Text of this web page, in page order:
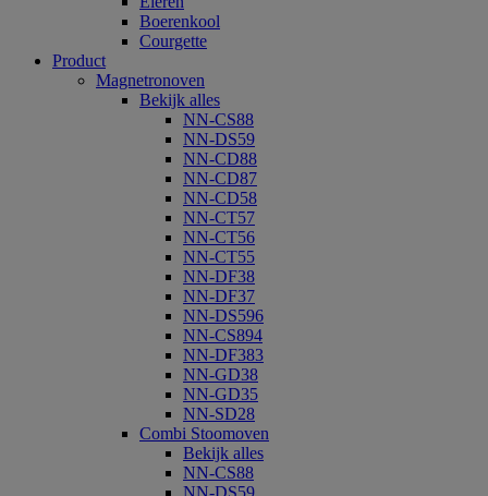
Boerenkool
Courgette
Product
Magnetronoven
Bekijk alles
NN-CS88
NN-DS59
NN-CD88
NN-CD87
NN-CD58
NN-CT57
NN-CT56
NN-CT55
NN-DF38
NN-DF37
NN-DS596
NN-CS894
NN-DF383
NN-GD38
NN-GD35
NN-SD28
Combi Stoomoven
Bekijk alles
NN-CS88
NN-DS59